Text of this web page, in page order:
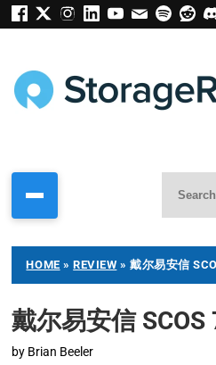
HOME »REVIEW » 戴尔易安信
戴尔易安信
by Brian Beeler